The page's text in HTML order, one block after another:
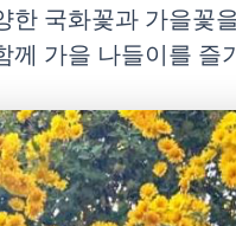
한 국화꽃과 가을꽃
께 가을 나들이를 즐